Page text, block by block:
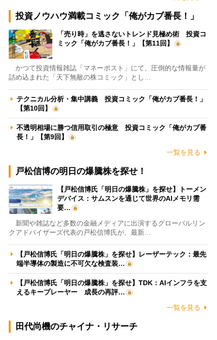
投資ノウハウ満載コミック「俺がカブ番長！」
「売り時」を逃さないトレンド見極め術 投資コ
ミック「俺がカブ番長！」【第11回】
かつて投資情報雑誌「マネーポスト」にて、圧倒的な情報量が
詰め込まれた「天下無敵の株コミック」とし…
テクニカル分析・集中講義 投資コミック「俺がカブ番長！」
【第10回】
不透明相場に勝つ信用取引の極意 投資コミック「俺がカブ番
長！」【第9回】
一覧を見る
戸松信博の明日の爆騰株を探せ！
【戸松信博氏「明日の爆騰株」を探せ】トーメン
デバイス：サムスンを通じて世界のAIメモリ需
要…
新聞や雑誌など多数の金融メディアに出演するグローバルリン
クアドバイザーズ代表の戸松信博氏が、最新…
【戸松信博氏「明日の爆騰株」を探せ】レーザーテック：最先
端半導体の製造に不可欠な検査装…
【戸松信博氏「明日の爆騰株」を探せ】TDK：AIインフラを支
えるキープレーヤー 成長の再評…
一覧を見る
田代尚機のチャイナ・リサーチ